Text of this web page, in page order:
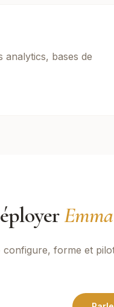
analytics, bases de
Emma
configure, forme et